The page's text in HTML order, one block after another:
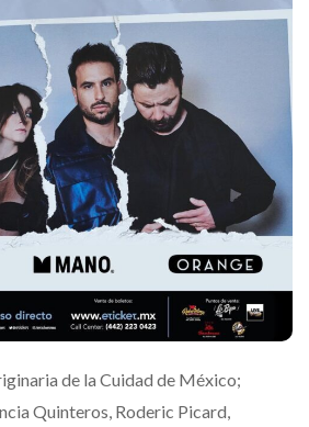
de la Cuidad de México;
Quinteros, Roderic Picard,